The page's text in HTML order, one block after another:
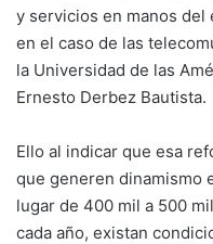
y servicios en manos
en el caso de las
la Universidad de las
Ernesto Derbez Bautista.
Ello al indicar que esa
que generen dinamismo
lugar de 400 mil a 500
cada año, existan